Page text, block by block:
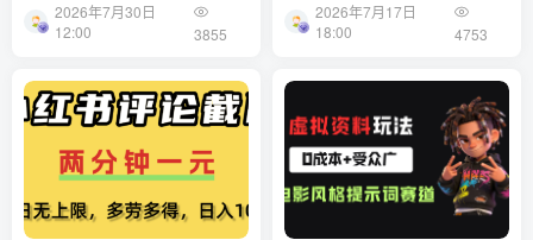
2026年7月30日
12:00
3855
2026年7月17日
18:00
4753